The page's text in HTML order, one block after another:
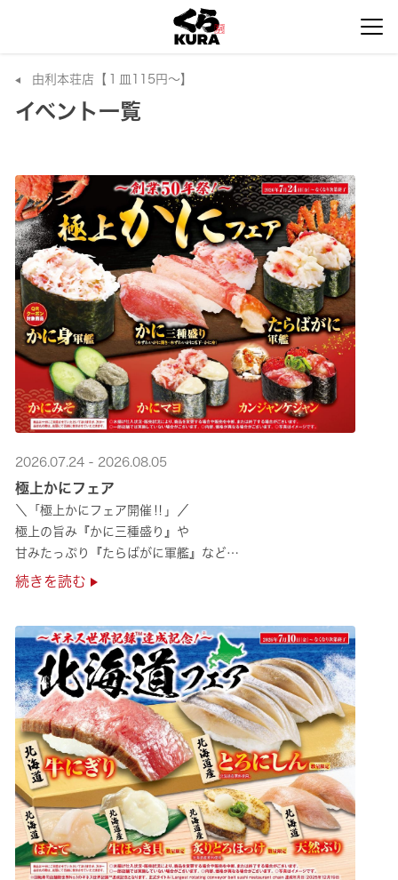
由利本荘店【１皿115円～】
イベント一覧
2026.07.24 - 2026.08.05
極上かにフェア
＼「極上かにフェア開催‼」／
極上の旨み『かに三種盛り』や
甘みたっぷり『たらばがに軍艦』など
絶品のかにを味わいつくせる！🦀
ぜひくら寿司へお越しください！✨
続きを読む